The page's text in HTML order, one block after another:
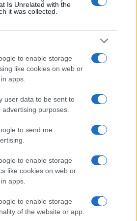
Is Unrelated with the
it was collected.
to enable storage
like cookies on web or
apps.
user data to be sent to
purposes.
to send me
to enable storage
like cookies on web or
apps.
to enable storage
of the website or app.
zlorabe plačilnih kartic s
skimmingom
Na Koroško prihaja
avtomobilski spektakel:
Vuzenica - Območje Sv.
Vuzenica - Območje